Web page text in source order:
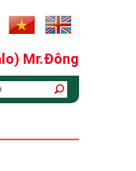
Mr.Đông